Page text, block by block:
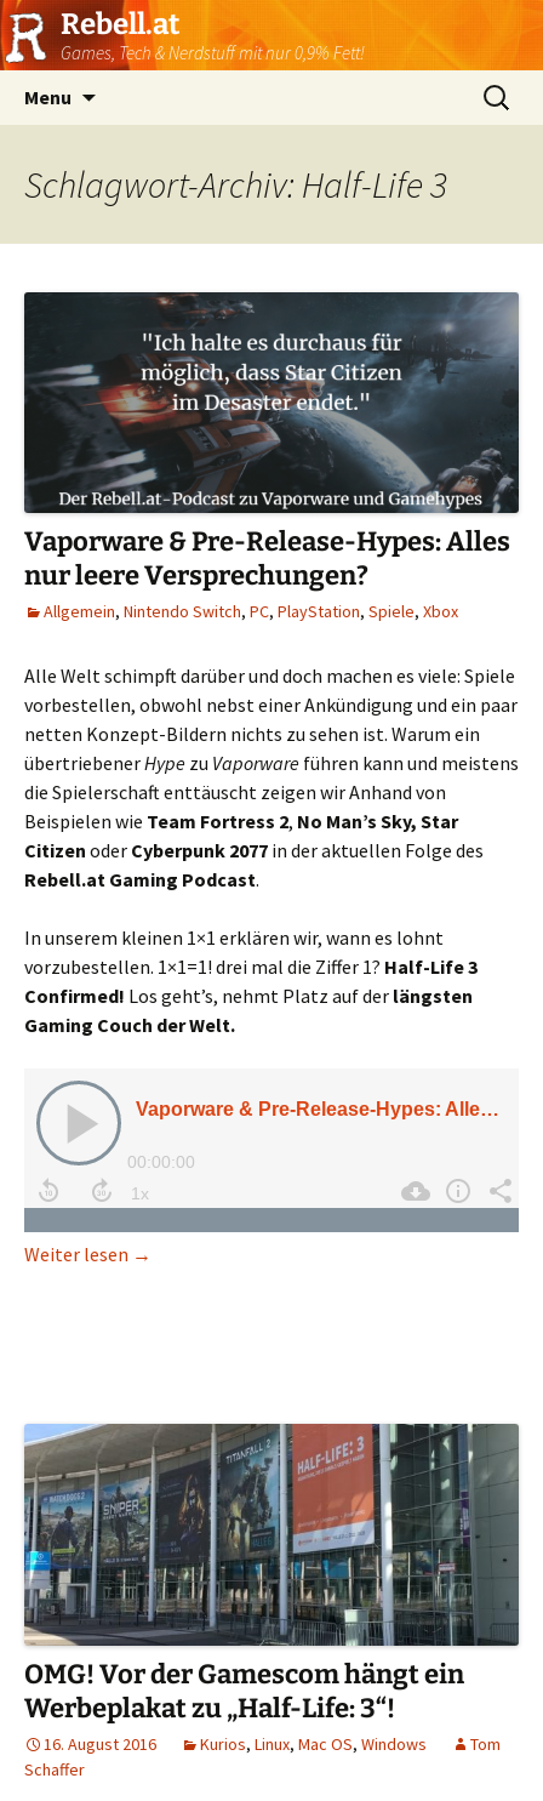
Rebell.at
Games, Tech & Nerdstuff mit nur 0,9% Fett!
Menu
Suchen
nach:
Schlagwort-Archiv: Half-Life 3
Vaporware & Pre-Release-Hypes: Alles
nur leere Versprechungen?
Allgemein, Nintendo Switch, PC, PlayStation, Spiele, Xbox
Alle Welt schimpft darüber und doch machen es viele: Spiele
vorbestellen, obwohl nebst einer Ankündigung und ein paar
netten Konzept-Bildern nichts zu sehen ist. Warum ein
übertriebenerHype zu Vaporware führen kann und meistens
die Spielerschaft enttäuscht zeigen wir Anhand von
Beispielen wie Team Fortress 2, No Man’s Sky, Star
Citizen oder Cyberpunk 2077 in der aktuellen Folge des
Rebell.at Gaming Podcast.
In unserem kleinen 1×1 erklären wir, wann es lohnt
vorzubestellen. 1×1=1! drei mal die Ziffer 1? Half-Life 3
Confirmed! Los geht’s, nehmt Platz auf der längsten
Gaming Couch der Welt.
Weiter lesen Vaporware & Pre-Release-Hypes: Alles nur leere
→
OMG! Vor der Gamescom hängt ein
Werbeplakat zu „Half-Life: 3“!
16. August 2016 Kurios, Linux, Mac OS, Windows
Tom
Schaffer